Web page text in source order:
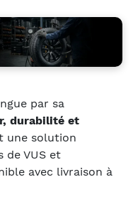
par sa
durabilité et
une solution
de VUS et
avec livraison à